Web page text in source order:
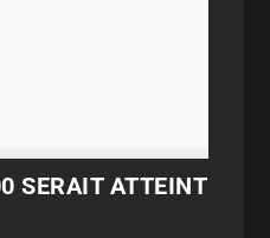
SERAIT ATTEINT